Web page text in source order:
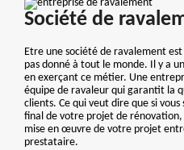
Société de
Etre une société de ravalement
pas donné à tout le monde. Il y a
en exerçant ce métier. Une
équipe de ravaleur qui garantit la
clients. Ce qui veut dire que si
final de votre projet de rénovation,
mise en œuvre de votre projet
prestataire.